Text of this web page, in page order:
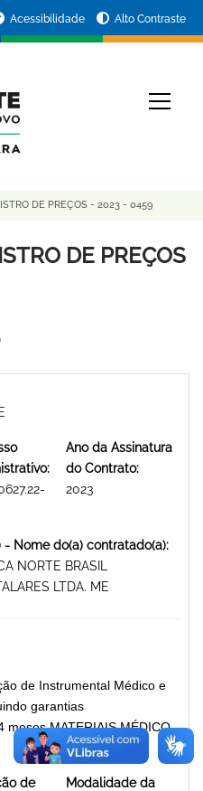
Acessibilidade Alto Contraste
DE PREÇOS - 2023 - 0459
DE PREÇOS
Ano da Assinatura
do Contrato:
2023
Nome do(a) contratado(a):
NORTE BRASIL
LTDA. ME
de Instrumental Médico e
garantias
MATERIAIS MÉDICO-
de
Modalidade da